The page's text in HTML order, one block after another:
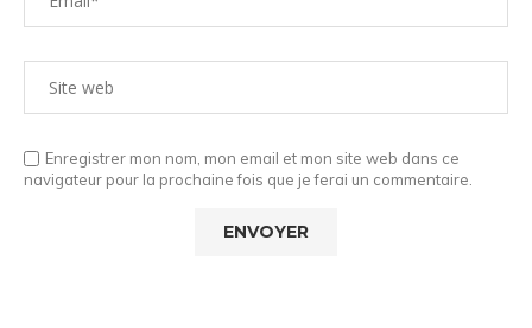
Enregistrer mon nom, mon email et mon site web dans ce
navigateur pour la prochaine fois que je ferai un commentaire.